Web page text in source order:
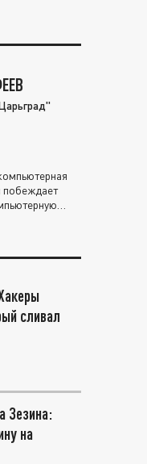
побеждает
сливал
Зезина:
на